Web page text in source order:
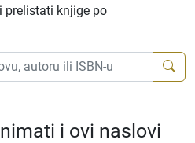
prelistati knjige po
i ovi naslovi